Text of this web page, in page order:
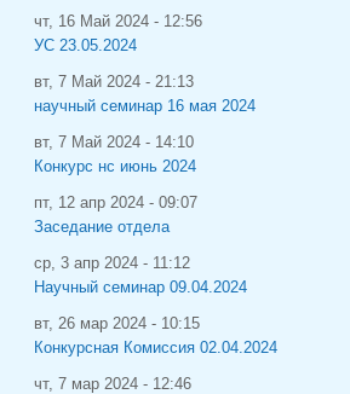
чт, 16 Май 2024 - 12:56
УС 23.05.2024
вт, 7 Май 2024 - 21:13
научный семинар 16 мая 2024
вт, 7 Май 2024 - 14:10
Конкурс нс июнь 2024
пт, 12 апр 2024 - 09:07
Заседание отдела
ср, 3 апр 2024 - 11:12
Научный семинар 09.04.2024
вт, 26 мар 2024 - 10:15
Конкурсная Комиссия 02.04.2024
чт, 7 мар 2024 - 12:46